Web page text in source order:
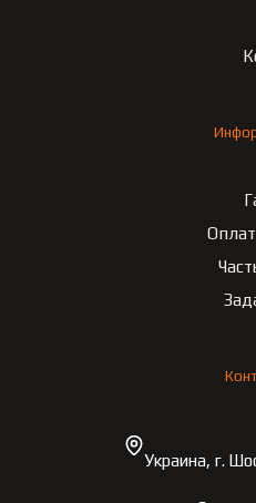
Украина, г.